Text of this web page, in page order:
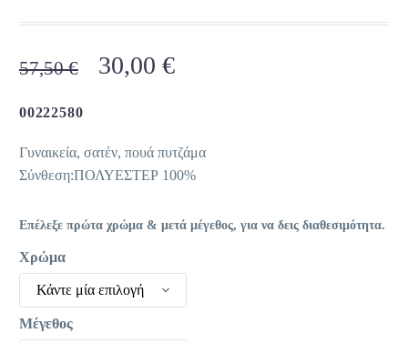
57,50€
Original
57,50 €.
30,00 €Η
είναι:
30,00 €.
00222580
Γυναικεία, σατέν, πουά πυτζάμα
Σύνθεση:ΠΟΛΥΕΣΤΕΡ 100%
Επέλεξε πρώτα χρώμα & μετά μέγεθος, για να δεις διαθεσιμότητα.
Χρώμα
Κάντε μία επιλογή
Μέγεθος